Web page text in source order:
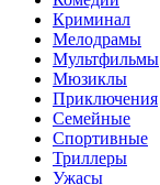
Криминал
Мелодрамы
Мультфильмы
Мюзиклы
Приключения
Семейные
Спортивные
Триллеры
Ужасы